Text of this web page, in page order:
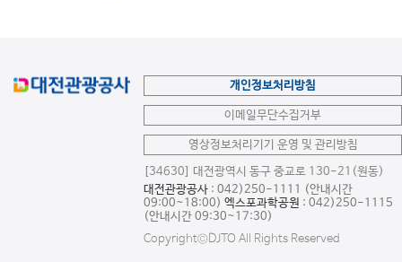
개인정보처리방침
이메일무단수집거부
영상정보처리기기 운영 및 관리방침
[34630] 대전광역시 동구 중교로 130-21(원동)
대전관광공사 : 042)250-1111 (안내시간
09:00~18:00) 엑스포과학공원 : 042)250-1115
(안내시간 09:30~17:30)
Copyright©DJTO All Rights Reserved